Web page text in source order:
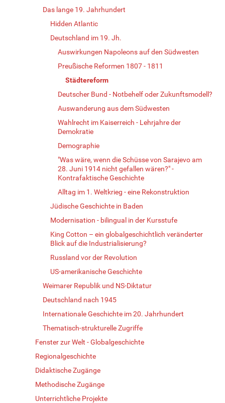
Das lange 19. Jahrhundert
Hidden Atlantic
Deutschland im 19. Jh.
Auswirkungen Napoleons auf den Südwesten
Preußische Reformen 1807 - 1811
Städtereform
Deutscher Bund - Notbehelf oder Zukunftsmodell?
Auswanderung aus dem Südwesten
Wahlrecht im Kaiserreich - Lehrjahre der
Demokratie
Demographie
"Was wäre, wenn die Schüsse von Sarajevo am
28. Juni 1914 nicht gefallen wären?" -
Kontrafaktische Geschichte
Alltag im 1. Weltkrieg - eine Rekonstruktion
Jüdische Geschichte in Baden
Modernisation - bilingual in der Kursstufe
King Cotton – ein globalgeschichtlich veränderter
Blick auf die Industrialisierung?
Russland vor der Revolution
US-amerikanische Geschichte
Weimarer Republik und NS-Diktatur
Deutschland nach 1945
Internationale Geschichte im 20. Jahrhundert
Thematisch-strukturelle Zugriffe
Fenster zur Welt - Globalgeschichte
Regionalgeschichte
Didaktische Zugänge
Methodische Zugänge
Unterrichtliche Projekte